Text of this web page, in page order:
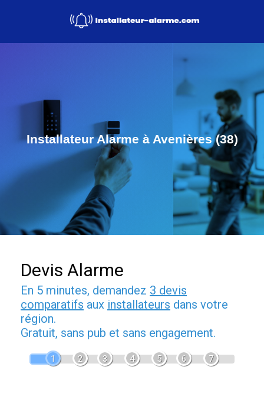
Installateur Alarme à Avenières (38)
Devis Alarme
En 5 minutes, demandez 3 devis
comparatifs aux installateurs dans votre
région.
Gratuit, sans pub et sans engagement.
1 2 3 4 5 6 7